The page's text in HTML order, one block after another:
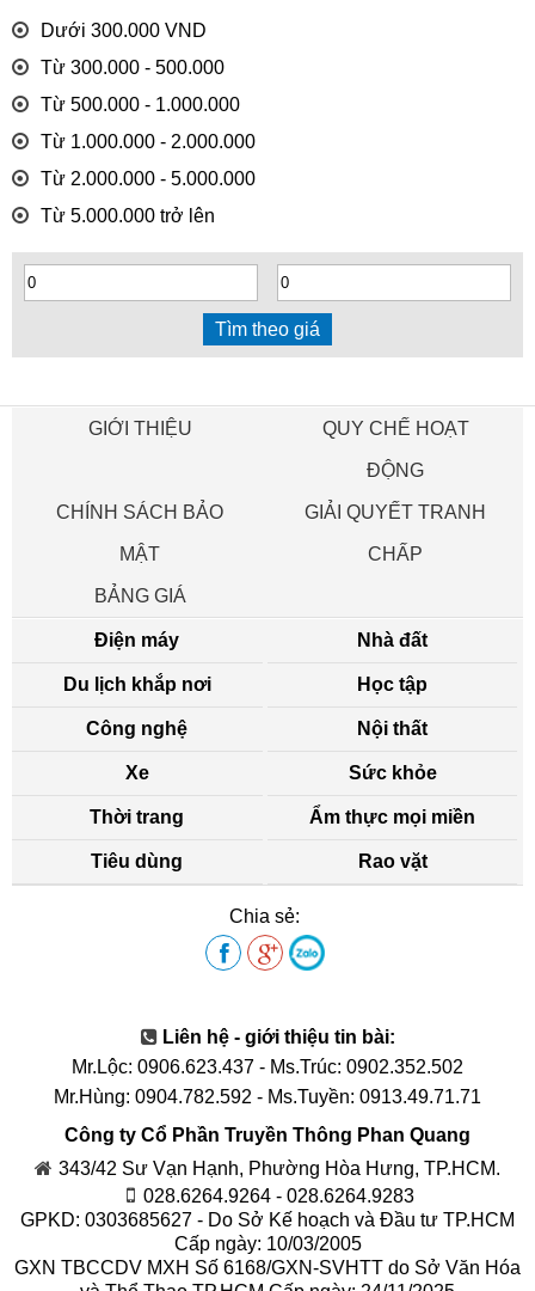
Dưới 300.000 VND
Từ 300.000 - 500.000
Từ 500.000 - 1.000.000
Từ 1.000.000 - 2.000.000
Từ 2.000.000 - 5.000.000
Từ 5.000.000 trở lên
GIỚI THIỆU QUY CHẾ HOẠT
ĐỘNG
CHÍNH SÁCH BẢO
MẬT
GIẢI QUYẾT TRANH
CHẤP
BẢNG GIÁ
Điện máy Nhà đất
Du lịch khắp nơi Học tập
Công nghệ Nội thất
Xe Sức khỏe
Thời trang Ẩm thực mọi miền
Tiêu dùng Rao vặt
Chia sẻ:
Liên hệ - giới thiệu tin bài:
Mr.Lộc: 0906.623.437 - Ms.Trúc: 0902.352.502
Mr.Hùng: 0904.782.592 - Ms.Tuyền: 0913.49.71.71
Công ty Cổ Phần Truyền Thông Phan Quang
343/42 Sư Vạn Hạnh, Phường Hòa Hưng, TP.HCM.
028.6264.9264 - 028.6264.9283
GPKD: 0303685627 - Do Sở Kế hoạch và Đầu tư TP.HCM
Cấp ngày: 10/03/2005
GXN TBCCDV MXH Số 6168/GXN-SVHTT do Sở Văn Hóa